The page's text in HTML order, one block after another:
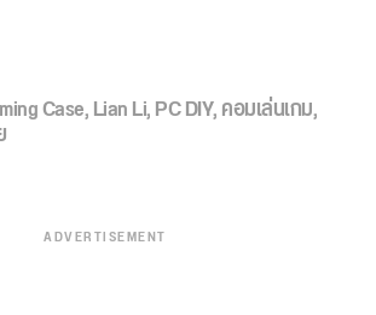
Case,Lian Li,PC DIY,คอมเล่นเกม,
ADVERTISEMENT